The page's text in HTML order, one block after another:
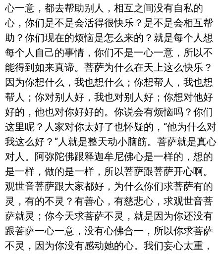
心一意，都去帮助别人，相互之间没有自私的
心，你们是不是会活得很快乐？是不是会相互帮
助？你们现在的烦恼是怎么来的？就是每个人想
每个人自己的事情，你们不是一心一意，所以不
能得到如来真谛。菩萨为什么在天上这么快乐？
因为你想什么，我也想什么；你想帮人，我也想
帮人；你对别人好，我也对别人好；你想对他好
好的，他也对你好好的。你说会有烦恼吗？你们
这里呢？人家对你太好了也怀疑的，“他为什么对
我这么好？”人就是整天动小脑筋。菩萨就是真心
对人。阿弥陀佛跟释迦牟尼佛心是一样的，想的
是一样，做的是一样，所以菩萨跟菩萨开心啊。
观世音菩萨跟大家都好，为什么你们求菩萨有的
灵，有的不灵？有善心，有慈悲心，求观世音菩
萨就灵；你今天求菩萨不灵，就是因为你还没有
跟菩萨一心一意，没有心佛合一，所以你求菩萨
不灵，因为你没有感动她的心。我们妄心太重，